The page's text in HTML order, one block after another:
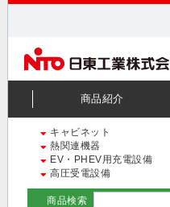
商品紹介
キャビネット
熱関連機器
EV・PHEV用充電設備
高圧受電設備
商品検索